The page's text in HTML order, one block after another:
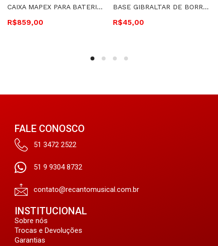
CAIXA MAPEX PARA BATERIA 14″X6.5″ POPLAR – LTNSPO4650C AW
R$859,00
BASE GIBRALTAR DE BORRACHA PARA CHIMBAL – SC-HR1 019466
R$45,00
FALE CONOSCO
51 3472 2522
51 9 9304 8732
contato@recantomusical.com.br
INSTITUCIONAL
Sobre nós
Trocas e Devoluções
Garantias